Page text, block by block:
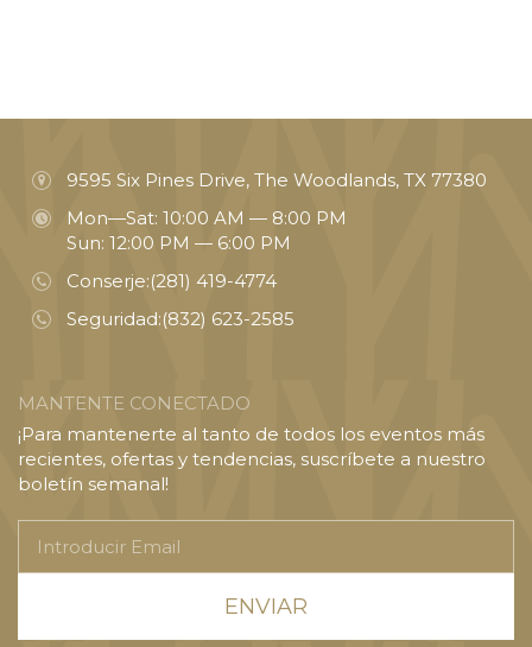
9595 Six Pines Drive, The Woodlands, TX 77380
Mon—Sat: 10:00 AM — 8:00 PM
Sun: 12:00 PM — 6:00 PM
Conserje:(281) 419-4774
Seguridad:(832) 623-2585
MANTENTE CONECTADO
¡Para mantenerte al tanto de todos los eventos más
recientes, ofertas y tendencias, suscríbete a nuestro
boletín semanal!
Email